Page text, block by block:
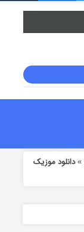
»دانلود موزیک